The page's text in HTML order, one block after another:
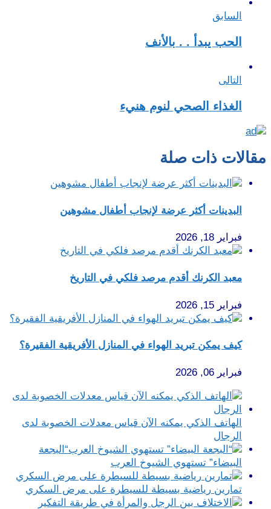
السابق
الحب يبدأ . . بالأنف
التالى
الغذاء الصحي لنوم هنيء
مقالات ذات صلة
البدينات أكثر عرضة لإنجاب أطفال مشوهين
فبراير 18, 2026
معبد الكرنك أقدم مرصد فلكي في التاريخ
فبراير 15, 2026
كيف يمكن تبريد الهواء في المنازل الأفريقية الفقيرة؟
فبراير 06, 2026
الهاتف الذكي يمكنه الآن قياس معدلات الخصوبة لدى
الرجال
“البجعة
البيضاء” تستهوي الشيوخ العرب
تمارين رياضية بسيطة للسيطرة على مرض السكري